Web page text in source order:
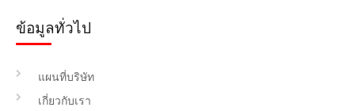
ข้อมูลทั่วไป
แผนที่บริษัท
เกี่ยวกับเรา